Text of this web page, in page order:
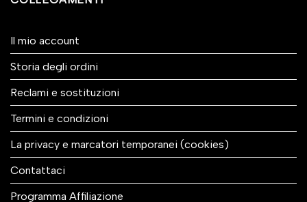
Il mio account
Storia degli ordini
Reclami e sostituzioni
Termini e condizioni
La privacy e marcatori temporanei (cookies)
Contattaci
Programma Affiliazione